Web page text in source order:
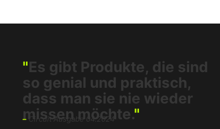
"Es gibt Produkte, die sind
so genial und praktisch,
dass man sie nie wieder
missen möchte."
–Circuit Ausgabe 04.2024